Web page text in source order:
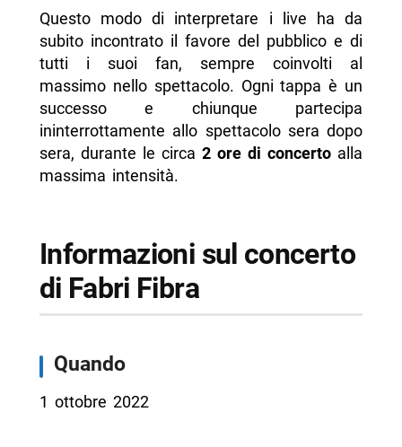
Questo modo di interpretare i live ha da
subito incontrato il favore del pubblico e di
tutti i suoi fan, sempre coinvolti al
massimo nello spettacolo. Ogni tappa è un
successo e chiunque partecipa
ininterrottamente allo spettacolo sera dopo
sera, durante le circa 2 ore di concerto alla
massima intensità.
Informazioni sul concerto
di Fabri Fibra
Quando
1 ottobre 2022